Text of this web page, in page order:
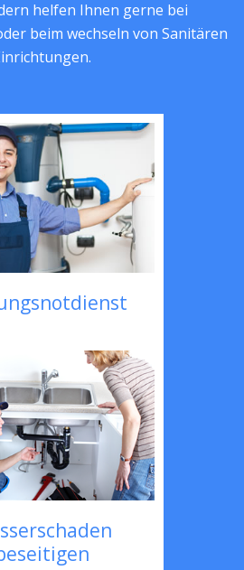
helfen Ihnen gerne bei
beim wechseln von Sanitären